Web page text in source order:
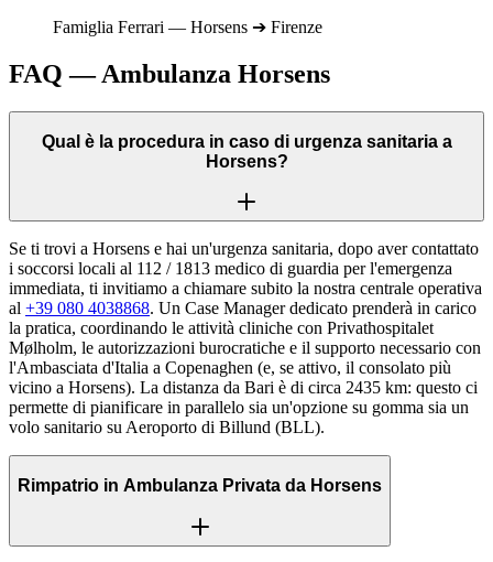
Famiglia Ferrari — Horsens ➔ Firenze
FAQ — Ambulanza Horsens
Qual è la procedura in caso di urgenza sanitaria a
Horsens?
Se ti trovi a Horsens e hai un'urgenza sanitaria, dopo aver contattato
i soccorsi locali al 112 / 1813 medico di guardia per l'emergenza
immediata, ti invitiamo a chiamare subito la nostra centrale operativa
al +39 080 4038868. Un Case Manager dedicato prenderà in carico
la pratica, coordinando le attività cliniche con Privathospitalet
Mølholm, le autorizzazioni burocratiche e il supporto necessario con
l'Ambasciata d'Italia a Copenaghen (e, se attivo, il consolato più
vicino a Horsens). La distanza da Bari è di circa 2435 km: questo ci
permette di pianificare in parallelo sia un'opzione su gomma sia un
volo sanitario su Aeroporto di Billund (BLL).
Rimpatrio in Ambulanza Privata da Horsens